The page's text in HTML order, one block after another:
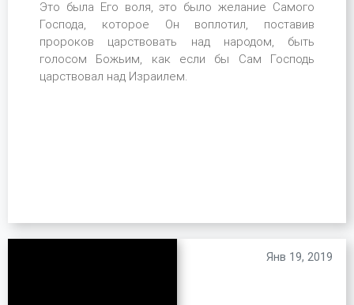
Это была Его воля, это было желание Самого
Господа, которое Он воплотил, поставив
пророков царствовать над народом, быть
голосом Божьим, как если бы Сам Господь
царствовал над Израилем.
Янв 19, 2019